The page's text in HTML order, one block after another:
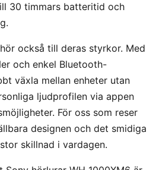
30 timmars batteritid och
också till deras styrkor. Med
och enkel Bluetooth-
växla mellan enheter utan
ljudprofilen via appen
För oss som reser
designen och det smidiga
skillnad i vardagen.